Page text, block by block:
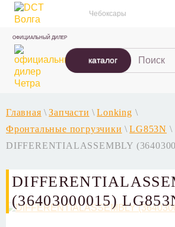
Чебоксары
ОФИЦИАЛЬНЫЙ ДИЛЕР
каталог
Главная \ Запчасти \ Lonking \
Фронтальные погрузчики \ LG853N \
DIFFERENTIALASSEMBLY
(36403000015)